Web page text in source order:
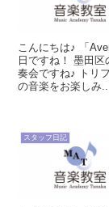
こんにちは♪ 「
日ですね！ 墨田
奏会ですね♪ トリ
の音楽をお楽しみ
スタッフ日記